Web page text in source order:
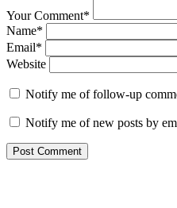
Your Comment*
Name*
Email*
Website
Notify me of follow-up
Notify me of new posts by